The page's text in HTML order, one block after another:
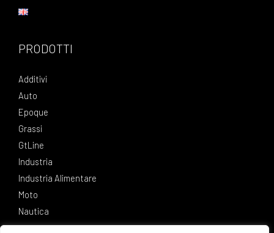
PRODOTTI
Additivi
Auto
Epoque
Grassi
GtLine
Industria
Industria Alimentare
Moto
Nautica